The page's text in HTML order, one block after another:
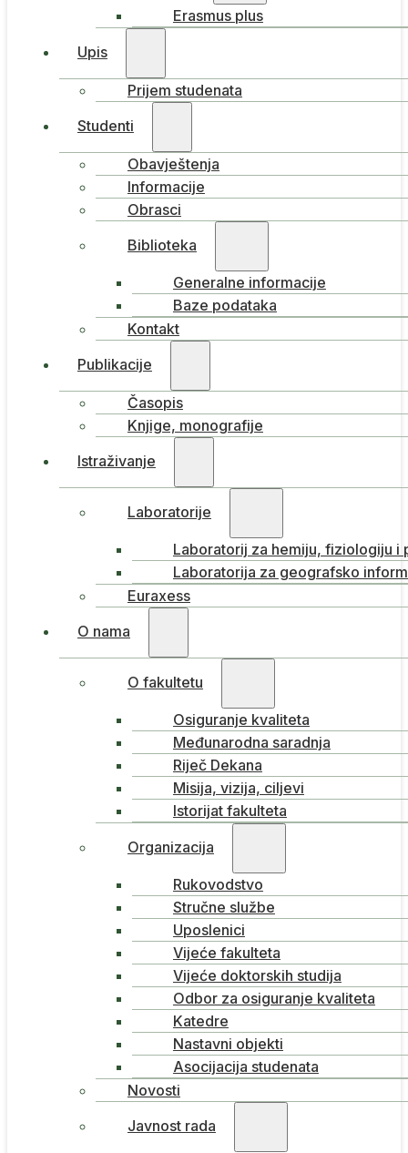
Erasmus plus
Upis
Prijem studenata
Studenti
Obavještenja
Informacije
Obrasci
Biblioteka
Generalne informacije
Baze podataka
Kontakt
Publikacije
Časopis
Knjige, monografije
Istraživanje
Laboratorije
Laboratorij za hemiju, fiziologiju i
Laboratorija za geografsko
Euraxess
O nama
O fakultetu
Osiguranje kvaliteta
Međunarodna saradnja
Riječ Dekana
Misija, vizija, ciljevi
Istorijat fakulteta
Organizacija
Rukovodstvo
Stručne službe
Uposlenici
Vijeće fakulteta
Vijeće doktorskih studija
Odbor za osiguranje kvaliteta
Katedre
Nastavni objekti
Asocijacija studenata
Novosti
Javnost rada